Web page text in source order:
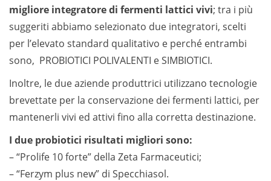
migliore integratore di fermenti lattici vivi; tra i più
suggeriti abbiamo selezionato due integratori, scelti
per l’elevato standard qualitativo e perché entrambi
sono, PROBIOTICI POLIVALENTI e SIMBIOTICI.
Inoltre, le due aziende produttrici utilizzano tecnologie
brevettate per la conservazione dei fermenti lattici, per
mantenerli vivi ed attivi fino alla corretta destinazione.
I due probiotici risultati migliori sono:
– “Prolife 10 forte” della Zeta Farmaceutici;
– “Ferzym plus new” di Specchiasol.